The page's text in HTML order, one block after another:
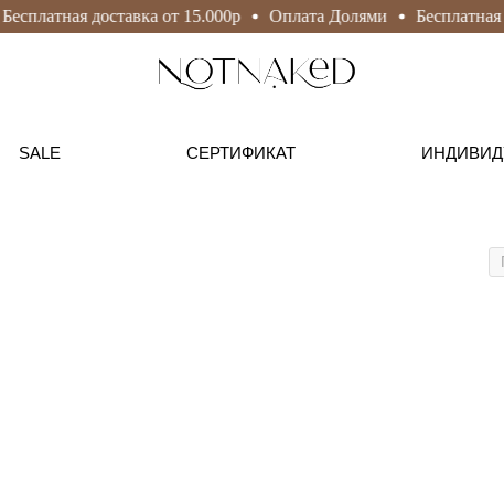
Бесплатная доставка от 15.000р Оплата Долями Бесплатная
SALE СЕРТИФИКАТ